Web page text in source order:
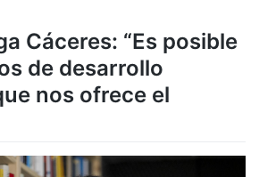
Cáceres: “Es posible
de desarrollo
nos ofrece el